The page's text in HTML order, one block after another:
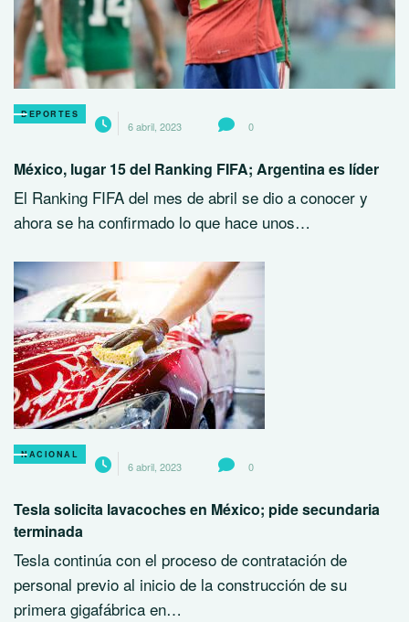
DEPORTES
6 abril, 2023 0
México, lugar 15 del Ranking FIFA; Argentina es líder
El Ranking FIFA del mes de abril se dio a conocer y
ahora se ha confirmado lo que hace unos…
NACIONAL
6 abril, 2023 0
Tesla solicita lavacoches en México; pide secundaria
terminada
Tesla continúa con el proceso de contratación de
personal previo al inicio de la construcción de su
primera gigafábrica en…